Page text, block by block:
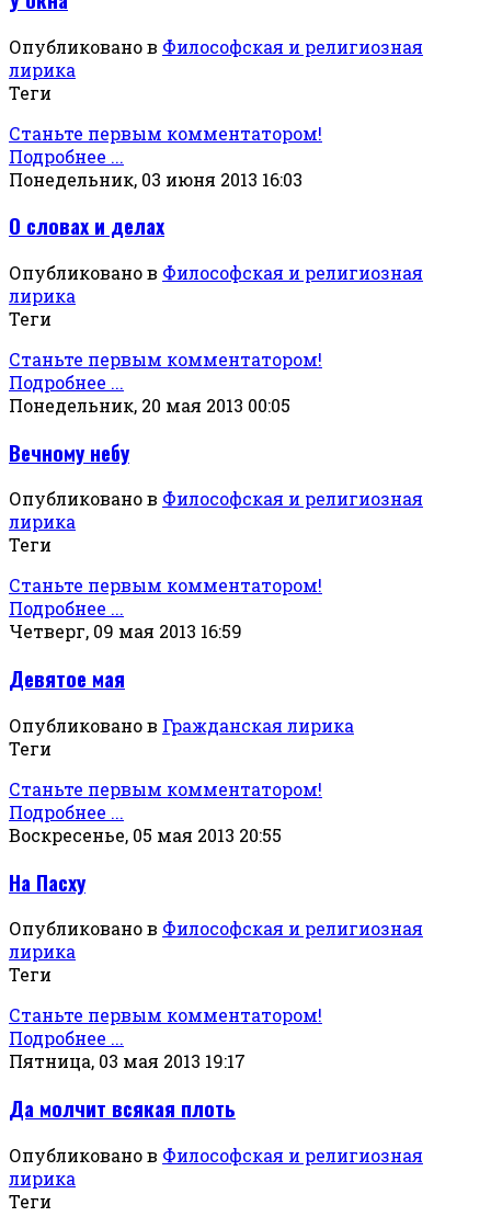
Опубликовано в Философская и религиозная
лирика
Теги
Станьте первым комментатором!
Подробнее ...
Понедельник, 03 июня 2013 16:03
О словах и делах
Опубликовано в Философская и религиозная
лирика
Теги
Станьте первым комментатором!
Подробнее ...
Понедельник, 20 мая 2013 00:05
Вечному небу
Опубликовано в Философская и религиозная
лирика
Теги
Станьте первым комментатором!
Подробнее ...
Четверг, 09 мая 2013 16:59
Девятое мая
Опубликовано в Гражданская лирика
Теги
Станьте первым комментатором!
Подробнее ...
Воскресенье, 05 мая 2013 20:55
На Пасху
Опубликовано в Философская и религиозная
лирика
Теги
Станьте первым комментатором!
Подробнее ...
Пятница, 03 мая 2013 19:17
Да молчит всякая плоть
Опубликовано в Философская и религиозная
лирика
Теги